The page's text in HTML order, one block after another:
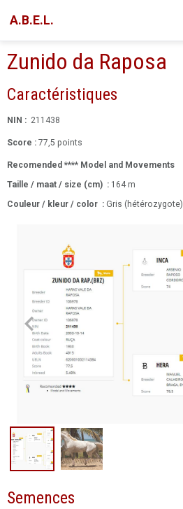
A.B.E.L.
Zunido da Raposa
Caractéristiques
NIN : 211438
Score : 77,5 points
Recomended **** Model and Movements
Taille / maat / size (cm) : 164 m
Couleur / kleur / color : Gris (hétérozygote)
Semences